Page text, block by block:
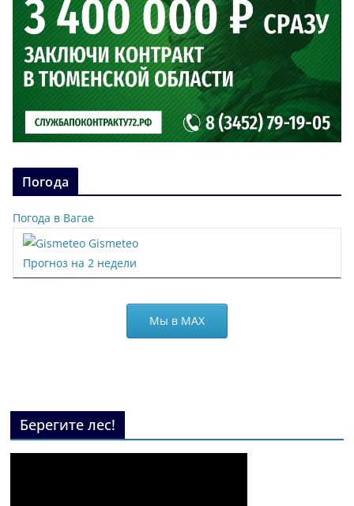
Погода
Погода в Вагае
Gismeteo
Прогноз на 2 недели
Мы в МАХ
Берегите лес!